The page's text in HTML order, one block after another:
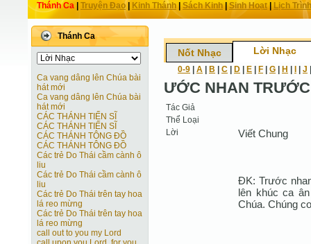
Thánh Ca Truyện Ðạo| Kinh Thánh Sách Kinh|Sinh Hoạt| Lịch Trình
Thánh Ca
Ca vang dâng lên Chúa bài
hát mới
Ca vang dâng lên Chúa bài
hát mới
CÁC THÁNH TIẾN SĨ
CÁC THÁNH TIẾN SĨ
CÁC THÁNH TÔNG ĐỒ
CÁC THÁNH TÔNG ĐỒ
Các trẻ Do Thái cầm cành ô
liu
Các trẻ Do Thái cầm cành ô
liu
Các trẻ Do Thái trên tay hoa
lá reo mừng
Các trẻ Do Thái trên tay hoa
lá reo mừng
call out to you my Lord
Nốt Nhạc Lời Nhạc
0-9 A B C D E F G H J
ƯỚC NHAN TRƯỚC
Tác Giả
Thể Loại
Lời
Viết Chung
ĐK: Trước
lên khúc ca
Chúa. Chúng